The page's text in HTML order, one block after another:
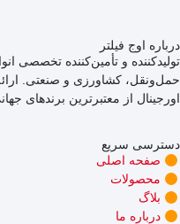
درباره اوج فیلتر
تولیدکننده و تأمین‌کننده تخصصی
حمل‌ونقل، کشاورزی و صنعتی.
اورجینال از معتبرترین برندهای
دسترسی سریع
صفحه اصلی
محصولات
بلاگ
درباره ما